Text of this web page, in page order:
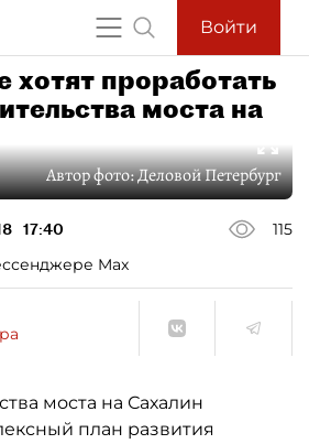
Войти
хотят проработать
моста на
Автор фото:Деловой Петербург
17:40
115
Max
моста на Сахалин
план развития